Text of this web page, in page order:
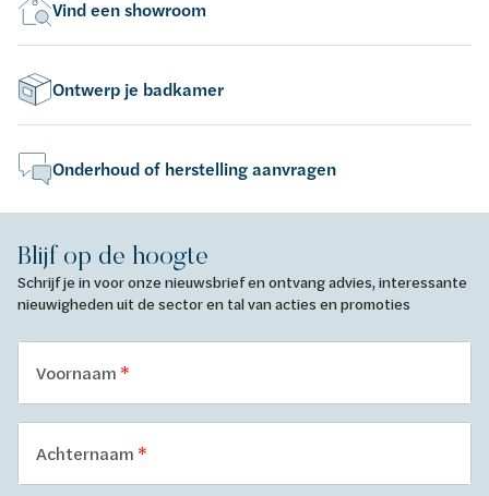
Vind een showroom
Ontwerp je badkamer
Onderhoud of herstelling aanvragen
Blijf op de hoogte
Schrijf je in voor onze nieuwsbrief en ontvang advies, interessante
nieuwigheden uit de sector en tal van acties en promoties
Voornaam
Achternaam